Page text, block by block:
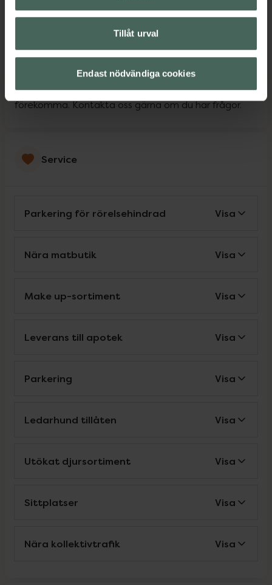
Tillåt urval
Endast nödvändiga cookies
Kurdiska
Tyska
Tänk på att personen som pratar ett visst språk inte
finns på apoteket alla dagar, så vissa avvikelser kan
förekomma. Kontakta oss gärna om du har frågor.
Service
Parkering för rörelsehindrad Visa
Nära matbutik Visa
Make up-sortiment Visa
Leverans till apotek Visa
Parkering Visa
Ledarhund tillåten Visa
Utökat djursortiment Visa
Sittplatser Visa
Nära kollektivtrafik Visa